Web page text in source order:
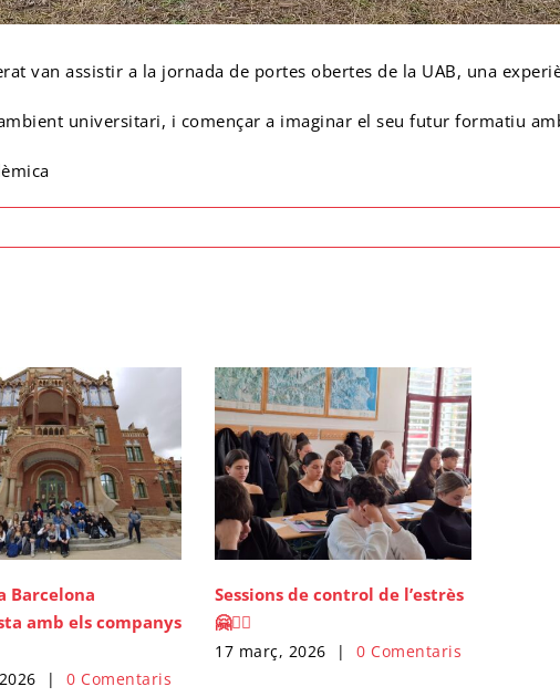
van assistir a la jornada de portes obertes de la UAB, una
universitari, i començar a imaginar el seu futur formatiu
Barcelona
amb els companys
| 0 Comentaris
Sessions de control de l’estrès
🤗🙇‍♀️
17 març, 2026 | 0 Comentaris